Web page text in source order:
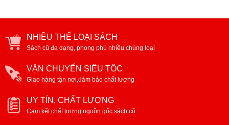
NHIỀU THỂ LOẠI SÁCH
Sách cũ đa dạng, phong phú nhiều chủng loại
VẬN CHUYỂN SIÊU TỐC
Giao hàng tận nơi,đảm bảo chất lượng
UY TÍN, CHẤT LƯỢNG
Cam kết chất lượng nguồn gốc sách cũ